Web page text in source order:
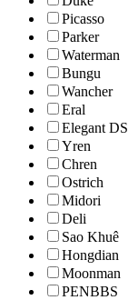
Picasso
Parker
Waterman
Bungu
Wancher
Eral
Elegant DS
Yren
Chren
Ostrich
Midori
Deli
Sao Khuê
Hongdian
Moonman
PENBBS